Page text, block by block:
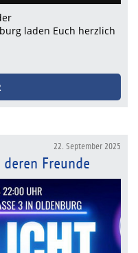
laden Euch herzlich
22. September 2025
Freunde